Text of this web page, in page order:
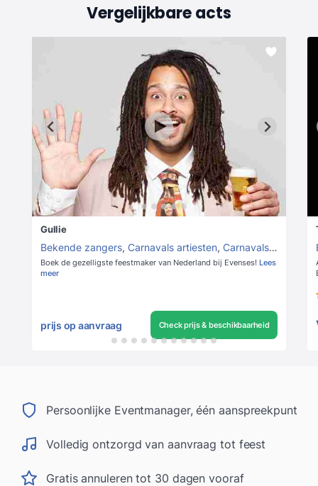
Vergelijkbare acts
Gullie
Bekende zangers, Carnavals artiesten, Carnavals zangers
Boek de gezelligste feestmaker van Nederland bij Evenses! Lees
meer
prijs op aanvraag Check prijs & beschikbaarheid
Persoonlijke Eventmanager, één aanspreekpunt
Volledig ontzorgd van aanvraag tot feest
Gratis annuleren tot 30 dagen vooraf